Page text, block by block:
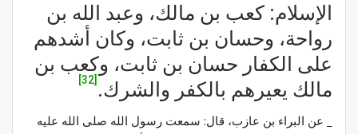
الإسلام: كعب بن مالك، وعبد الله بن
رواحة، وحسان بن ثابت، وكان أشدهم
على الكفار حسان بن ثابت، وكعب بن
مالك يعيرهم بالكفر والشرك. [32]
_ عن البراء بن عازب، قال: سمعت رسول الله صلى الله عليه